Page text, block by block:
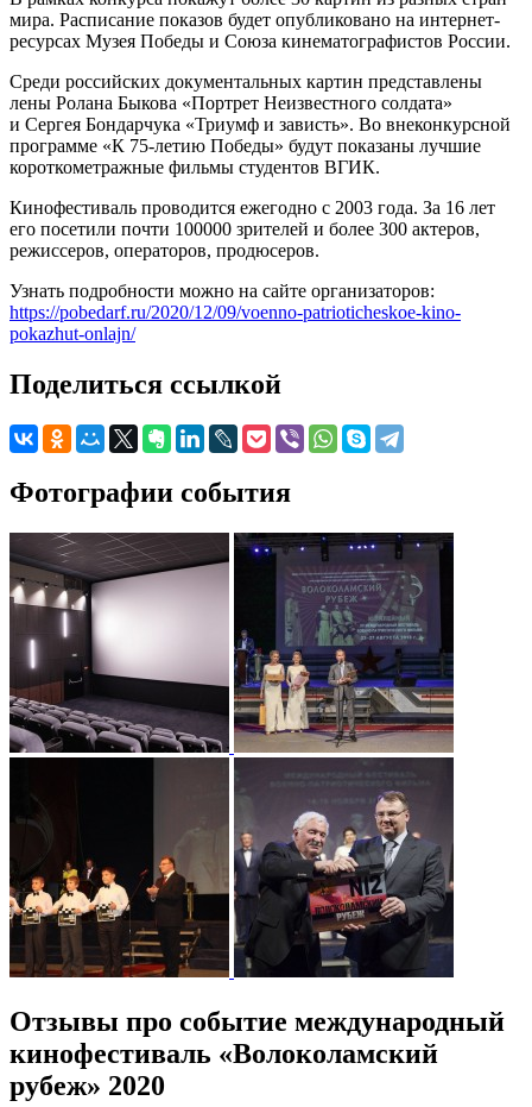
мира. Расписание показов будет опубликовано на интернет-
ресурсах Музея Победы и Союза кинематографистов России.
Среди российских документальных картин представлены
лены Ролана Быкова «Портрет Неизвестного солдата»
и Сергея Бондарчука «Триумф и зависть». Во внеконкурсной
программе «К 75-летию Победы» будут показаны лучшие
короткометражные фильмы студентов ВГИК.
Кинофестиваль проводится ежегодно с 2003 года. За 16 лет
его посетили почти 100000 зрителей и более 300 актеров,
режиссеров, операторов, продюсеров.
Узнать подробности можно на сайте организаторов:
https://pobedarf.ru/2020/12/09/voenno-patrioticheskoe-kino-
pokazhut-onlajn/
Поделиться ссылкой
Фотографии события
Отзывы про событие международный
кинофестиваль «Волоколамский
рубеж» 2020